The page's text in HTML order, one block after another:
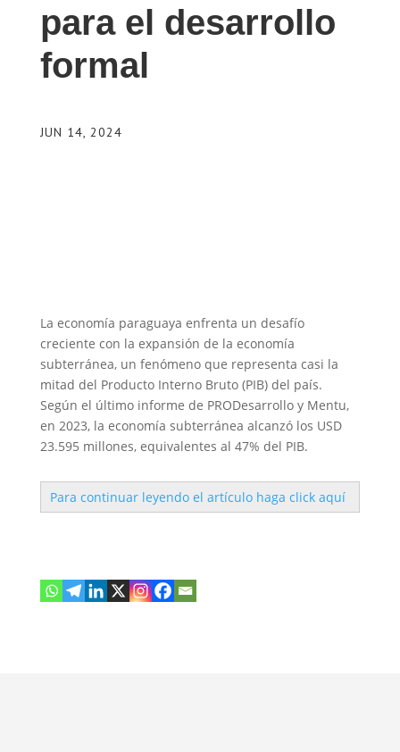
para el desarrollo
formal
JUN 14, 2024
La economía paraguaya enfrenta un desafío
creciente con la expansión de la economía
subterránea, un fenómeno que representa casi la
mitad del Producto Interno Bruto (PIB) del país.
Según el último informe de PRODesarrollo y Mentu,
en 2023, la economía subterránea alcanzó los USD
23.595 millones, equivalentes al 47% del PIB.
Para continuar leyendo el artículo haga click aquí